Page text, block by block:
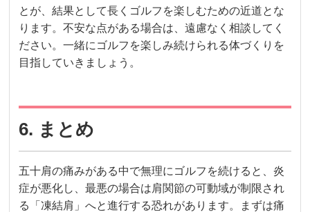
とが、結果として長くゴルフを楽しむための近道とな
ります。不安な点がある場合は、遠慮なく相談してく
ださい。一緒にゴルフを楽しみ続けられる体づくりを
目指していきましょう。
6. まとめ
五十肩の痛みがある中で無理にゴルフを続けると、炎
症が悪化し、最悪の場合は肩関節の可動域が制限され
る「凍結肩」へと進行する恐れがあります。まずは痛